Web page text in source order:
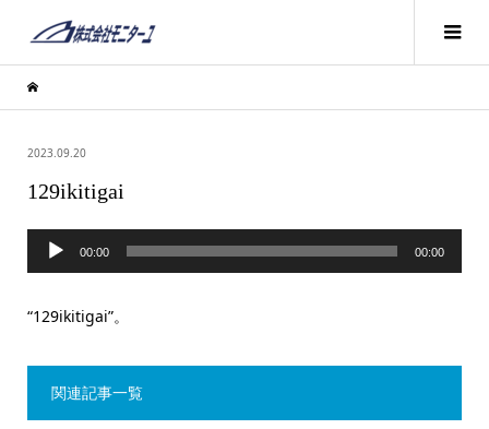
2023.09.20
129ikitigai
声
プ
00:00 00:00
“129ikitigai”。
関連記事一覧